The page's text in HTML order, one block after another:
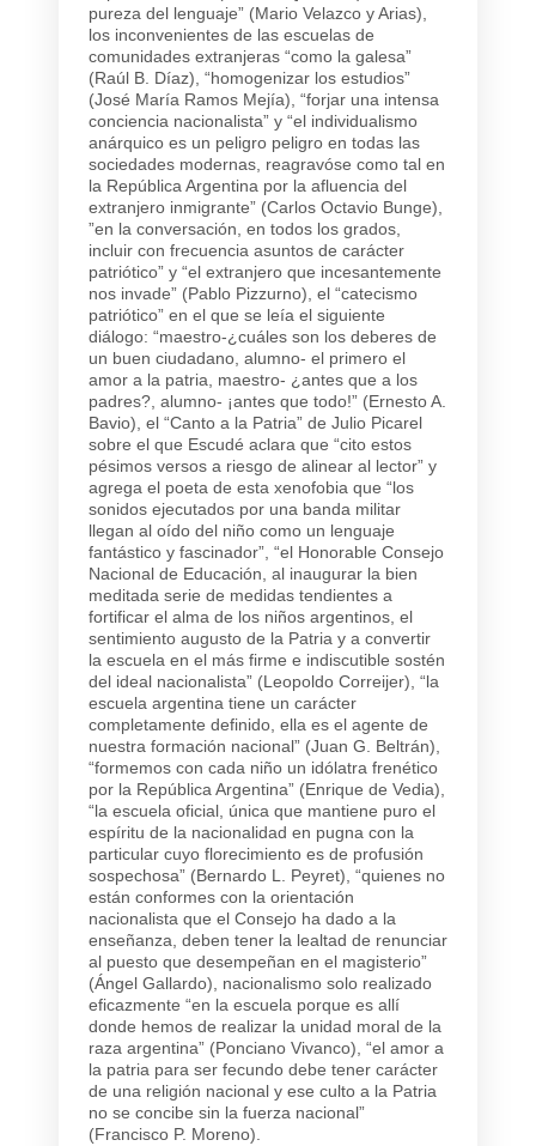
pureza del lenguaje” (Mario Velazco y Arias),
los inconvenientes de las escuelas de
comunidades extranjeras “como la galesa”
(Raúl B. Díaz), “homogenizar los estudios”
(José María Ramos Mejía), “forjar una intensa
conciencia nacionalista” y “el individualismo
anárquico es un peligro peligro en todas las
sociedades modernas, reagravóse como tal en
la República Argentina por la afluencia del
extranjero inmigrante” (Carlos Octavio Bunge),
”en la conversación, en todos los grados,
incluir con frecuencia asuntos de carácter
patriótico” y “el extranjero que incesantemente
nos invade” (Pablo Pizzurno), el “catecismo
patriótico” en el que se leía el siguiente
diálogo: “maestro-¿cuáles son los deberes de
un buen ciudadano, alumno- el primero el
amor a la patria, maestro- ¿antes que a los
padres?, alumno- ¡antes que todo!” (Ernesto A.
Bavio), el “Canto a la Patria” de Julio Picarel
sobre el que Escudé aclara que “cito estos
pésimos versos a riesgo de alinear al lector” y
agrega el poeta de esta xenofobia que “los
sonidos ejecutados por una banda militar
llegan al oído del niño como un lenguaje
fantástico y fascinador”, “el Honorable Consejo
Nacional de Educación, al inaugurar la bien
meditada serie de medidas tendientes a
fortificar el alma de los niños argentinos, el
sentimiento augusto de la Patria y a convertir
la escuela en el más firme e indiscutible sostén
del ideal nacionalista” (Leopoldo Correijer), “la
escuela argentina tiene un carácter
completamente definido, ella es el agente de
nuestra formación nacional” (Juan G. Beltrán),
“formemos con cada niño un idólatra frenético
por la República Argentina” (Enrique de Vedia),
“la escuela oficial, única que mantiene puro el
espíritu de la nacionalidad en pugna con la
particular cuyo florecimiento es de profusión
sospechosa” (Bernardo L. Peyret), “quienes no
están conformes con la orientación
nacionalista que el Consejo ha dado a la
enseñanza, deben tener la lealtad de renunciar
al puesto que desempeñan en el magisterio”
(Ángel Gallardo), nacionalismo solo realizado
eficazmente “en la escuela porque es allí
donde hemos de realizar la unidad moral de la
raza argentina” (Ponciano Vivanco), “el amor a
la patria para ser fecundo debe tener carácter
de una religión nacional y ese culto a la Patria
no se concibe sin la fuerza nacional”
(Francisco P. Moreno).